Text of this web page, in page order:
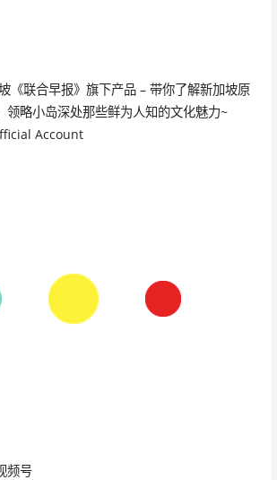
《联合早报》旗下产品 – 带你了解新加坡原
领略小岛深处那些鲜为人知的文化魅力~
Account
频号